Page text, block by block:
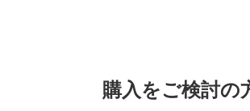
購入をご検討の